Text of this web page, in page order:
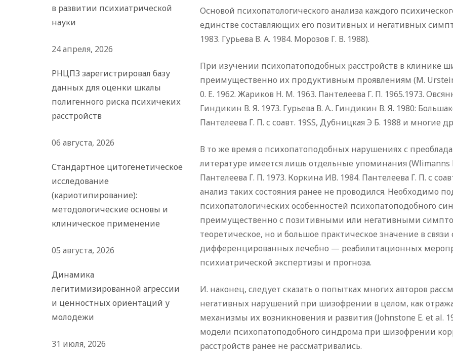
Основой психопатологического анализа каждого
единстве составляющих его позитивных и негативных
1983. Гурьева В. А. 1984. Морозов Г. В. 1988).
При изучении психопатоподобных расстройств в клинике
преимущественно их продуктивным проявлениям (M.
0. Е. 1962. Жариков Н. М. 1963. Пантелеева Г. П. 1965.1973.
Гиндикин В. Я. 1973. Гурьева В. А.. Гиндикин В. Я. 1980:
Пантелеева Г. П. с соавт. 19SS, Дубницкая Э Б. 1988 и многие
В то же время о психопатоподобных нарушениях с
литературе имеется лишь отдельные упоминания (Wlimanns
Пантелеева Г. П. 1973. Коркина ИВ. 1984. Пантелеева Г. П. с
анализ таких состояния ранее не проводился. Необходимо
психопатологических особенностей психопатоподобного
преимущественно с позитивными или негативными
теоретическое, но и большое практическое значение в
дифференцированных лечебно — реабилитационных
психиатрической экспертизы и прогноза.
И. наконец, следует сказать о попытках многих авторов
негативных нарушений при шизофрении в целом, как
механизмы их возникновения и развития (Johnstone E. et al.
модели психопатоподобного синдрома при шизофрении
расстройств ранее не рассматривались.
в развитии психиатрической
науки
24 апреля, 2026
РНЦПЗ зарегистрировал базу
данных для оценки шкалы
полигенного риска психичеких
расстройств
06 августа, 2026
Стандартное цитогенетическое
исследование
(кариотипирование):
методологические основы и
клиническое применение
05 августа, 2026
Динамика
легитимизированной агрессии
и ценностных ориентаций у
молодежи
31 июля, 2026